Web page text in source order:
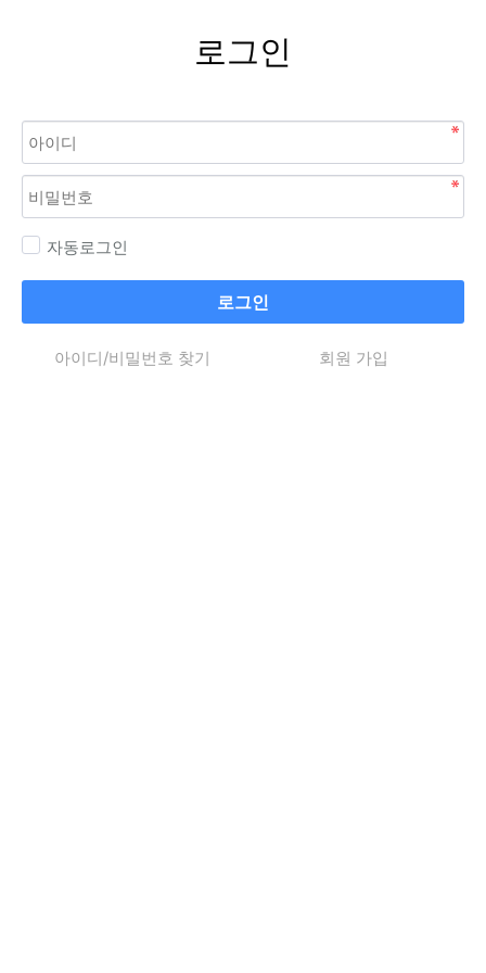
로그인
자동로그인
로그인
아이디/비밀번호 찾기 회원 가입